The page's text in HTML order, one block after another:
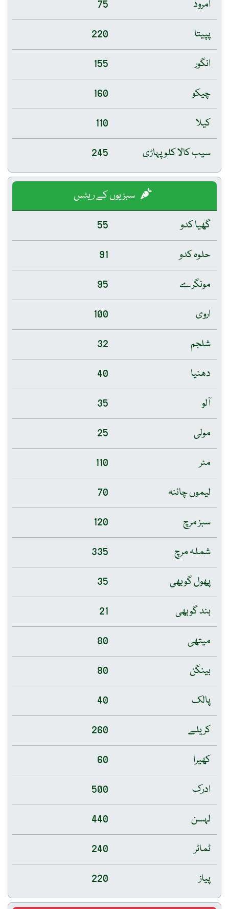
امرود
75
پپیتا
220
انگور
155
چیکو
160
کیلا
110
سیب کالا کلو پہاڑی
245
سبزیوں کے ریٹس
گھیا کدو
55
حلوہ کدو
91
مونگرے
95
اروی
100
شلجم
32
دھنیا
40
آلو
35
مولی
25
مٹر
110
لیموں چائنہ
70
سبز مرچ
120
شملہ مرچ
335
پھول گوبھی
35
بند گوبھی
21
میتھی
80
بینگن
80
پالک
40
کریلے
260
کھیرا
60
ادرک
500
لہسن
440
ٹماٹر
240
پیاز
220